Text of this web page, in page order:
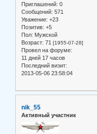
Приглашений: 0
Сообщений: 571
Уважение: +23
Позитив: +5
Пол: Мужской
Возраст: 71 [1955-07-28]
Провел на форуме:
11 дней 17 часов
Последний визит:
2013-05-06 23:58:04
nik_55
Активный участник